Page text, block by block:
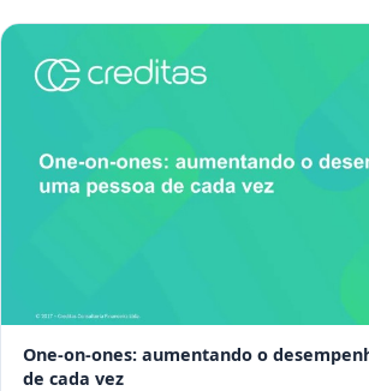
One-on-ones: aumentando o
de cada vez